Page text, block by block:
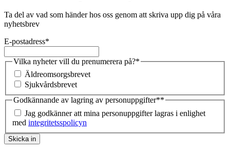
Ta del av vad som händer hos oss genom att skriva upp dig på våra
nyhetsbrev
E-postadress*
Vilka nyheter vill du prenumerera på?*
Äldreomsorgsbrevet
Sjukvårdsbrevet
Godkännande av lagring av personuppgifter**
Jag godkänner att mina personuppgifter lagras i enlighet
med integritetsspolicyn
Skicka in